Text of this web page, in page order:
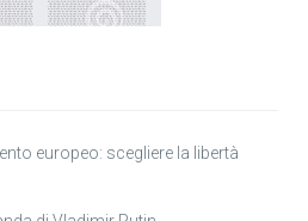
europeo: scegliere la libertà